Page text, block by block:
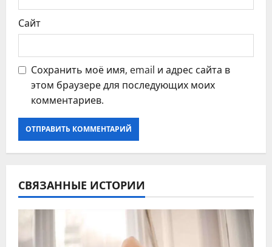
Сайт
Сохранить моё имя, email и адрес сайта в
этом браузере для последующих моих
комментариев.
СВЯЗАННЫЕ ИСТОРИИ